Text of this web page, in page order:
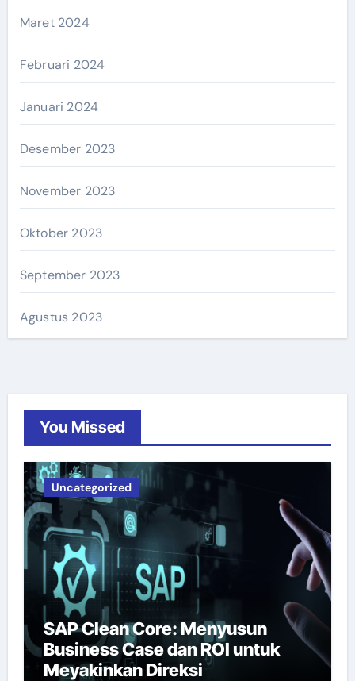
Maret 2024
Februari 2024
Januari 2024
Desember 2023
November 2023
Oktober 2023
September 2023
Agustus 2023
You Missed
Uncategorized
SAP Clean Core: Menyusun
Business Case dan ROI untuk
Meyakinkan Direksi